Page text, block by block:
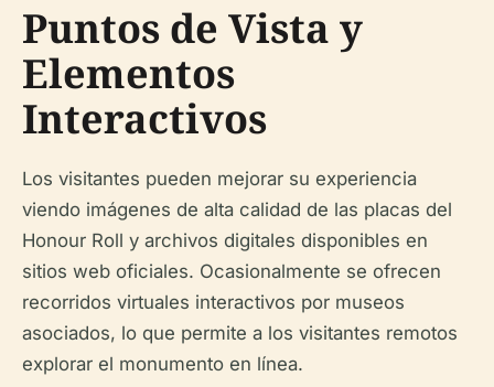
Puntos de Vista y
Elementos
Interactivos
Los visitantes pueden mejorar su experiencia
viendo imágenes de alta calidad de las placas del
Honour Roll y archivos digitales disponibles en
sitios web oficiales. Ocasionalmente se ofrecen
recorridos virtuales interactivos por museos
asociados, lo que permite a los visitantes remotos
explorar el monumento en línea.